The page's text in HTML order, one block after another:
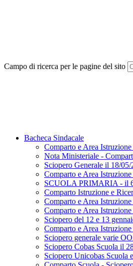
Campo di ricerca per le pagine del sito
Bacheca Sindacale
Comparto e Area
Nota Ministeriale -
Sciopero Generale il 18/
Comparto e Area
SCUOLA PRIMARIA - il 6
Comparto Istruzione e
Comparto e Area
Comparto e Area
Sciopero del 12 e 13
Comparto e Area
Sciopero generale varie
Sciopero Cobas Scuola il
Sciopero Unicobas Scuola